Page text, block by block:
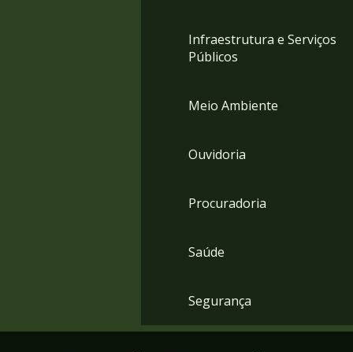
Infraestrutura e Serviços
Públicos
Meio Ambiente
Ouvidoria
Procuradoria
Saúde
Segurança